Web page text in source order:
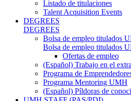
Listado de titulaciones
Talent Acquisition Events
DEGREES
DEGREES
Bolsa de empleo titulados
Bolsa de empleo titulados
Ofertas de empleo
(Español) Trabajo en el
Programa de
Programa Mentoring UMH
(Español) Píldoras de